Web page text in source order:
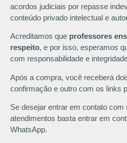
acordos judiciais por repasse
conteúdo privado intelectual e
Acreditamos que professores
respeito, e por isso, esperamos
com responsabilidade e
Após a compra, você receberá
confirmação e outro com os links
Se desejar entrar em contato com
atendimentos basta entrar em
WhatsApp.